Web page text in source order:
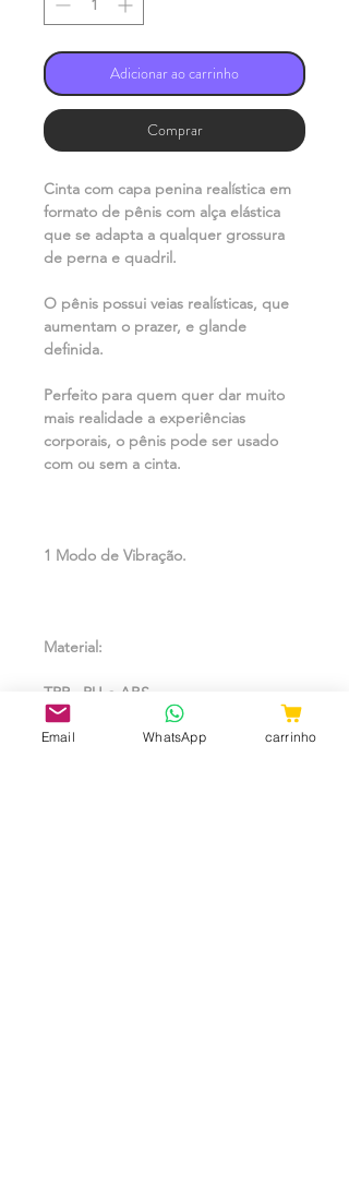
Adicionar ao carrinho
Comprar
Cinta com capa penina realística em
formato de pênis com alça elástica
que se adapta a qualquer grossura
de perna e quadril.
O pênis possui veias realísticas, que
aumentam o prazer, e glande
definida.
Perfeito para quem quer dar muito
mais realidade a experiências
corporais, o pênis pode ser usado
com ou sem a cinta.
1 Modo de Vibração.
Material:
TPR, PU e ABS.
Email WhatsApp carrinho